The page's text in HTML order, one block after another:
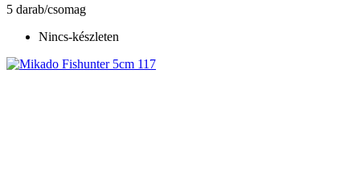
5 darab/csomag
Nincs-készleten